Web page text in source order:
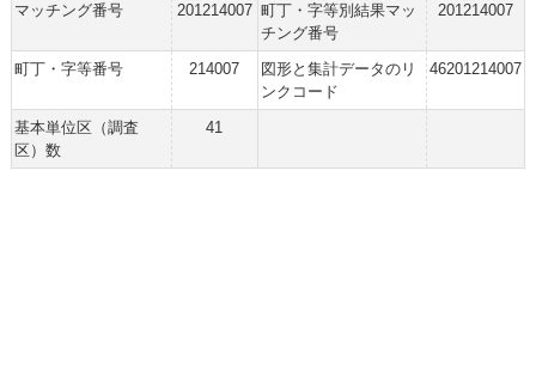
マッチング番号
201214007 町丁・字等別結果マッ
チング番号
201214007
町丁・字等番号 214007
図形と集計データのリ
ンクコード
46201214007
基本単位区（調査
区）数
41